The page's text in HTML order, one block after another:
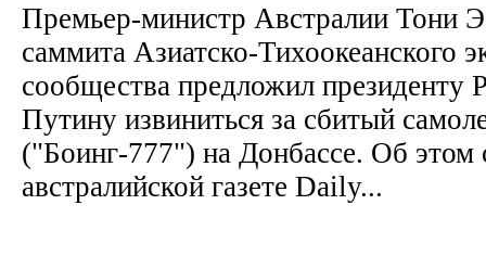
Премьер-министр Австралии Тони
саммита Азиатско-Тихоокеанского
сообщества предложил президенту
Путину извиниться за сбитый
("Боинг-777") на Донбассе. Об этом
австралийской газете Daily...